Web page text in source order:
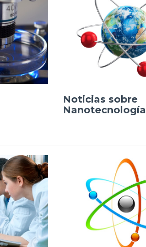
Noticias sobre
Nanotecnología